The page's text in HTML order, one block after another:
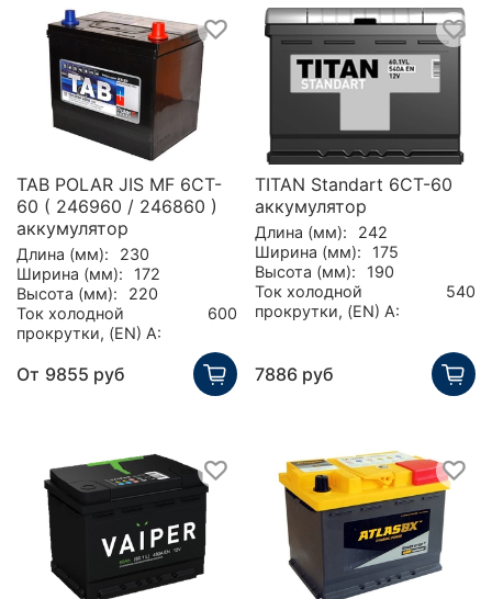
TAB POLAR JIS MF 6CT-
60 ( 246960 / 246860 )
аккумулятор
Длина (мм):
230
Ширина (мм):
172
Высота (мм):
220
Ток холодной
прокрутки, (EN) А:
600
От 9855 руб
TITAN Standart 6СТ-60
аккумулятор
Длина (мм):
242
Ширина (мм):
175
Высота (мм):
190
Ток холодной
прокрутки, (EN) А:
540
7886 руб